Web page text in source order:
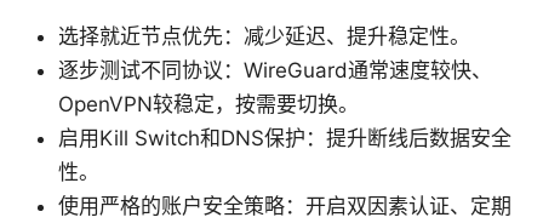
选择就近节点优先：减少延迟、提升稳定性。
逐步测试不同协议：WireGuard通常速度较快、
OpenVPN较稳定，按需要切换。
启用Kill Switch和DNS保护：提升断线后数据安全
性。
使用严格的账户安全策略：开启双因素认证、定期